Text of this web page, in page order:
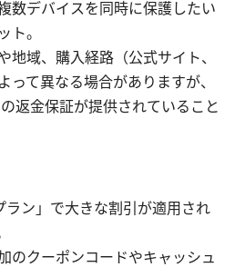
数デバイスを同時に保護したい
ト。
地域、購入経路（公式サイト、
って異なる場合がありますが、
返金保証が提供されていること
ラン」で大きな割引が適用され
のクーポンコードやキャッシュ